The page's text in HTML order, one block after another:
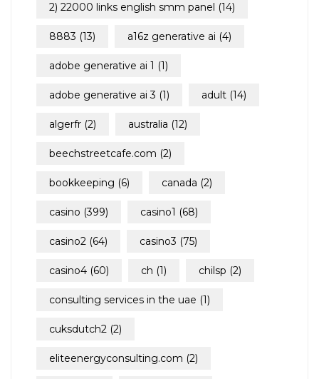
2) 22000 links english smm panel (14)
8883 (13) a16z generative ai (4)
adobe generative ai 1 (1)
adobe generative ai 3 (1) adult (14)
algerfr (2) australia (12)
beechstreetcafe.com (2)
bookkeeping (6) canada (2)
casino (399) casino1 (68)
casino2 (64) casino3 (75)
casino4 (60) ch (1) chilsp (2)
consulting services in the uae (1)
cuksdutch2 (2)
eliteenergyconsulting.com (2)